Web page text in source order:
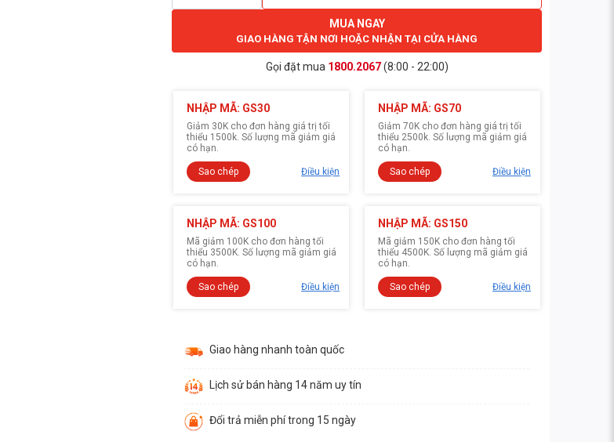
MUA NGAY
GIAO HÀNG TẬN NƠI HOẶC NHẬN TẠI CỬA HÀNG
Gọi đặt mua 1800.2067(8:00 - 22:00)
NHẬP MÃ: GS30
Giảm 30K cho đơn hàng giá trị tối
thiểu 1500k. Số lượng mã giảm giá
có hạn.
Sao chép Điều kiện
NHẬP MÃ: GS70
Giảm 70K cho đơn hàng giá trị tối
thiểu 2500k. Số lượng mã giảm giá
có hạn.
Sao chép Điều kiện
NHẬP MÃ: GS100
Mã giảm 100K cho đơn hàng tối
thiểu 3500K. Số lượng mã giảm giá
có hạn.
Sao chép Điều kiện
NHẬP MÃ: GS150
Mã giảm 150K cho đơn hàng tối
thiểu 4500K. Số lượng mã giảm giá
có hạn.
Sao chép Điều kiện
Giao hàng nhanh toàn quốc
Lịch sử bán hàng 14 năm uy tín
Đổi trả miễn phí trong 15 ngày